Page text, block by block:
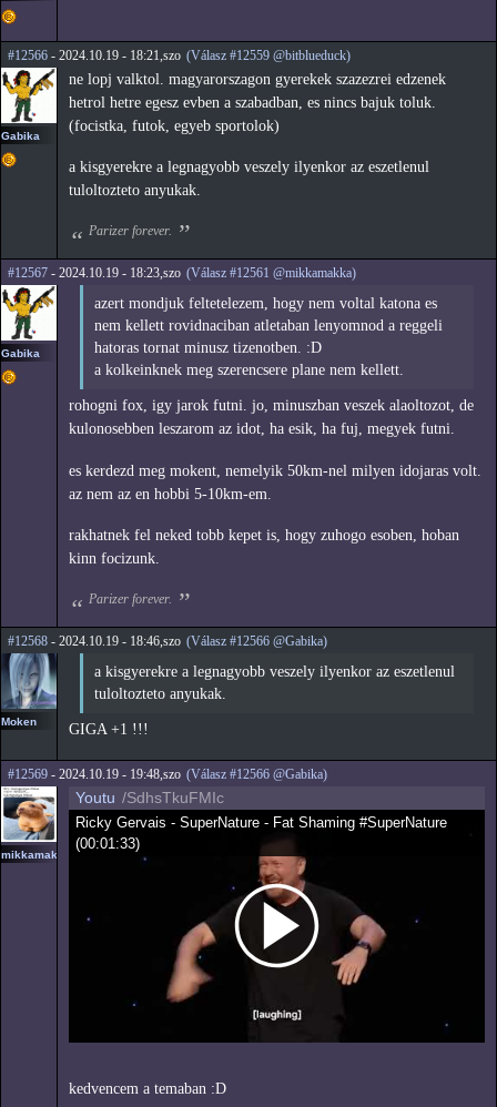
#12566 - 2024.10.19 - 18:21,szo (Válasz #12559 @bitblueduck)
Gabika
ne lopj valktol. magyarorszagon gyerekek szazezrei edzenek
hetrol hetre egesz evben a szabadban, es nincs bajuk toluk.
(focistka, futok, egyeb sportolok)
a kisgyerekre a legnagyobb veszely ilyenkor az eszetlenul
tuloltozteto anyukak.
Parizer forever.
#12567 - 2024.10.19 - 18:23,szo (Válasz #12561 @mikkamakka)
Gabika
azert mondjuk feltetelezem, hogy nem voltal katona es
nem kellett rovidnaciban atletaban lenyomnod a reggeli
hatoras tornat minusz tizenotben. :D
a kolkeinknek meg szerencsere plane nem kellett.
rohogni fox, igy jarok futni. jo, minuszban veszek alaoltozot, de
kulonosebben leszarom az idot, ha esik, ha fuj, megyek futni.
es kerdezd meg mokent, nemelyik 50km-nel milyen idojaras volt.
az nem az en hobbi 5-10km-em.
rakhatnek fel neked tobb kepet is, hogy zuhogo esoben, hoban
kinn focizunk.
Parizer forever.
#12568 - 2024.10.19 - 18:46,szo (Válasz #12566 @Gabika)
Moken
a kisgyerekre a legnagyobb veszely ilyenkor az eszetlenul
tuloltozteto anyukak.
GIGA +1 !!!
#12569 - 2024.10.19 - 19:48,szo (Válasz #12566 @Gabika)
mikkamakka
Youtu /SdhsTkuFMIc
Ricky Gervais - SuperNature - Fat Shaming #SuperNature
(00:01:33)
kedvencem a temaban :D